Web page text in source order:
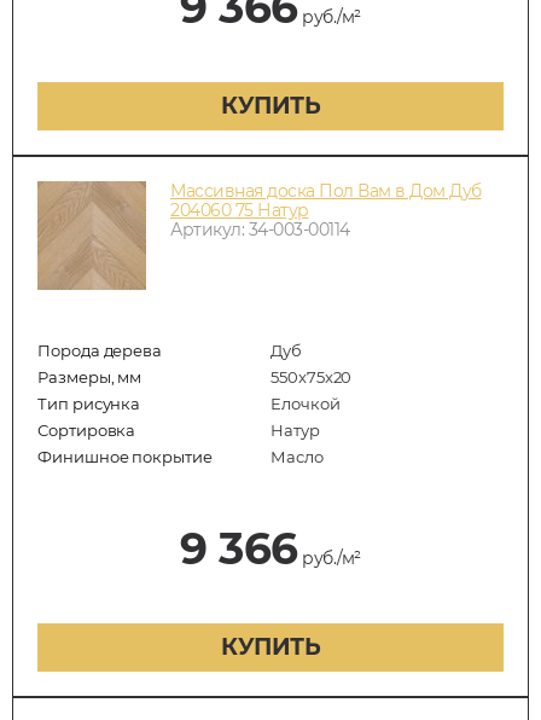
руб./м²
КУПИТЬ
Массивная доска Пол Вам в Дом Дуб
204060 75 Натур
Артикул: 34-003-00114
Порода дерева
Дуб
Размеры, мм
550x75x20
Тип рисунка
Елочкой
Сортировка
Натур
Финишное покрытие
Масло
9 366руб./м²
КУПИТЬ